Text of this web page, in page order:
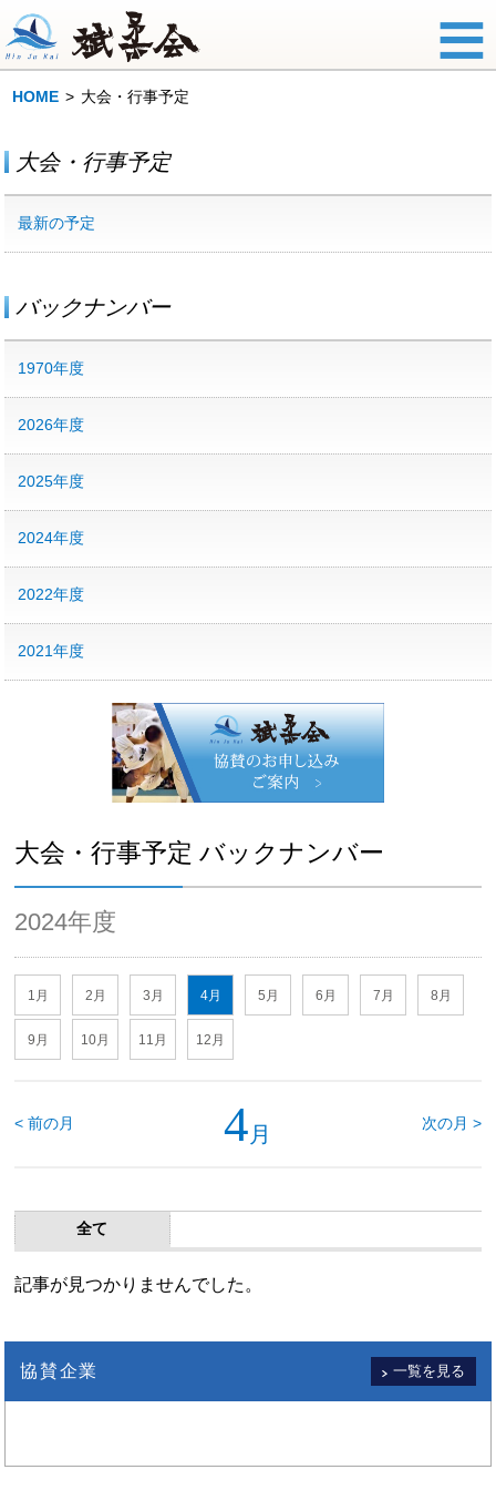
HOME 大会・行事予定
大会・行事予定
最新の予定
バックナンバー
1970年度
2026年度
2025年度
2024年度
2022年度
2021年度
大会・行事予定 バックナンバー
2024年度
1月 2月 3月 4月 5月 6月 7月 8月
9月 10月 11月 12月
< 前の月 4 月 次の月 >
全て
記事が見つかりませんでした。
協賛企業 一覧を見る